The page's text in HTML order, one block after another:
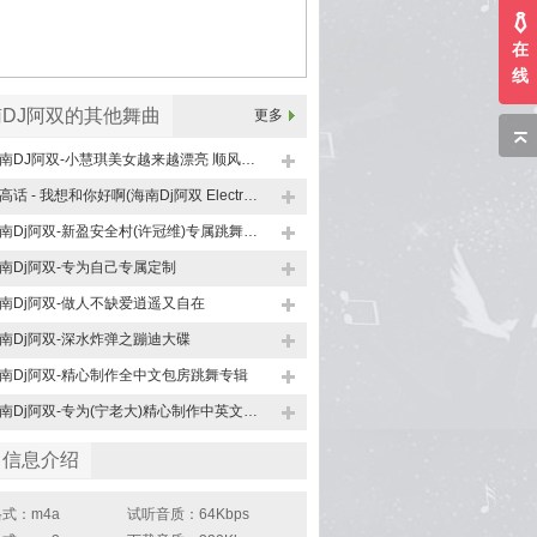
阿双的其他舞曲 更多
海南DJ阿双-小慧琪美女越来越漂亮 顺风顺水顺财神
临高话 - 我想和你好啊(海南Dj阿双 Electro Remix)正版
海南Dj阿双-新盈安全村(许冠维)专属跳舞大碟
Dj阿双-专为自己专属定制
Dj阿双-做人不缺爱逍遥又自在
Dj阿双-深水炸弹之蹦迪大碟
Dj阿双-精心制作全中文包房跳舞专辑
海南Dj阿双-专为(宁老大)精心制作中英文包厢必备串烧(祝武汉市宁老大生日快乐)
息介绍
：m4a
试听音质：64Kbps
在
线